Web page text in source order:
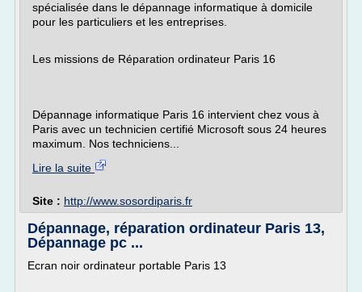
spécialisée dans le dépannage informatique à domicile
pour les particuliers et les entreprises.
Les missions de Réparation ordinateur Paris 16
Dépannage informatique Paris 16 intervient chez vous à
Paris avec un technicien certifié Microsoft sous 24 heures
maximum. Nos techniciens...
Lire la suite
Site : http://www.sosordiparis.fr
Dépannage, réparation ordinateur Paris 13,
Dépannage pc ...
Ecran noir ordinateur portable Paris 13